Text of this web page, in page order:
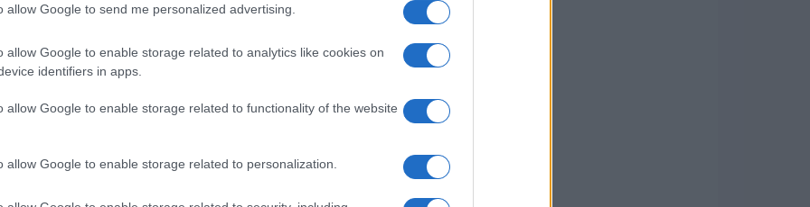
allow Google to send me personalized advertising.
allow Google to enable storage related to analytics like cookies on
identifiers in apps.
allow Google to enable storage related to functionality of the website
allow Google to enable storage related to personalization.
changer kunnen zijn!